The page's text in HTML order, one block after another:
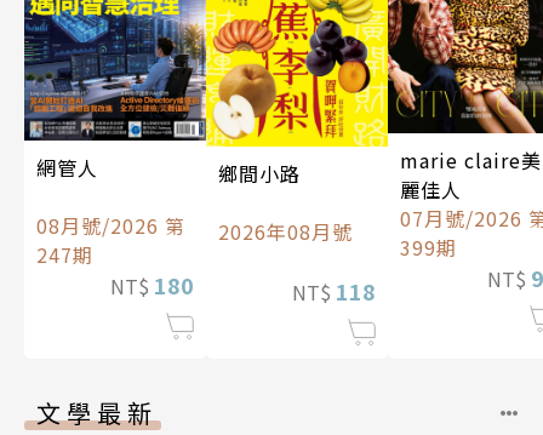
網管人
08月號/2026 第
247期
NT$ 180
鄉間小路
2026年08月號
NT$ 118
marie claire美
麗佳人
07月號/2026
399期
NT$
文學最新